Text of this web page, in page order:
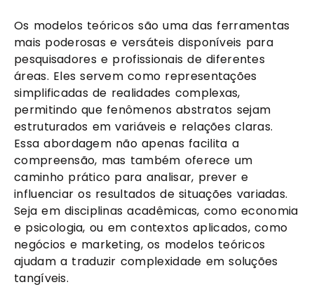
Os modelos teóricos são uma das ferramentas
mais poderosas e versáteis disponíveis para
pesquisadores e profissionais de diferentes
áreas. Eles servem como representações
simplificadas de realidades complexas,
permitindo que fenômenos abstratos sejam
estruturados em variáveis e relações claras.
Essa abordagem não apenas facilita a
compreensão, mas também oferece um
caminho prático para analisar, prever e
influenciar os resultados de situações variadas.
Seja em disciplinas acadêmicas, como economia
e psicologia, ou em contextos aplicados, como
negócios e marketing, os modelos teóricos
ajudam a traduzir complexidade em soluções
tangíveis.